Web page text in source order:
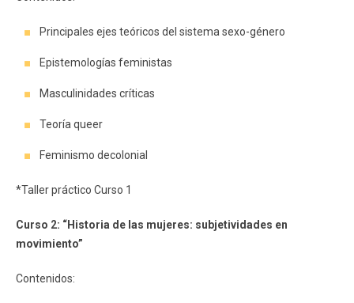
Principales ejes teóricos del sistema sexo-género
Epistemologías feministas
Masculinidades críticas
Teoría queer
Feminismo decolonial
*Taller práctico Curso 1
Curso 2: “Historia de las mujeres: subjetividades en
movimiento”
Contenidos: